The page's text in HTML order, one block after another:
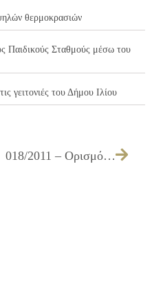
θερμοκρασιών
Παιδικούς Σταθμούς μέσω του
γειτονιές του Δήμου Ιλίου
018/2011 – Ορισμός Διαπαραταξιακής Επιτροπής για τους κανόνες έκδοσης αδειών στάθμευσης ΑΜΕΑ για το έτος 2011